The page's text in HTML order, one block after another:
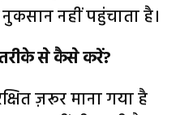
नहीं पहुंचाता है।
से कैसे करें?
ज़रूर माना गया है